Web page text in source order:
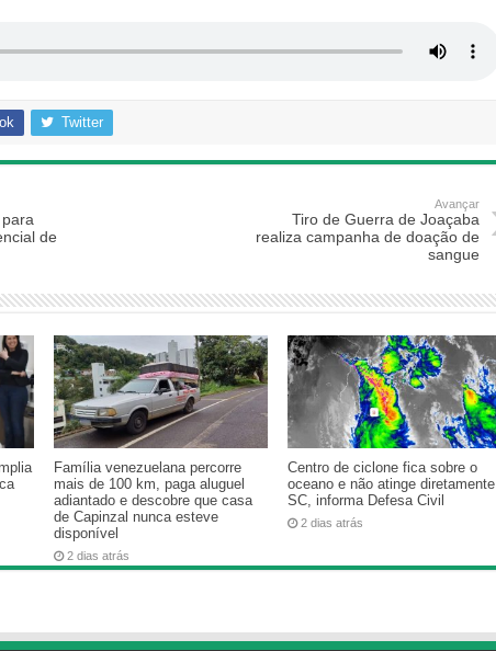
Twitter
de
Avançar
Tiro de Guerra de Joaçaba
realiza campanha de doação de
sangue
Família venezuelana percorre
mais de 100 km, paga aluguel
adiantado e descobre que casa
de Capinzal nunca esteve
disponível
2 dias atrás
Centro de ciclone fica sobre o
oceano e não atinge diretamente
SC, informa Defesa Civil
2 dias atrás